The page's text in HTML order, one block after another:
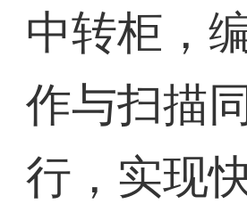
中转柜，
作与扫描
行，实现